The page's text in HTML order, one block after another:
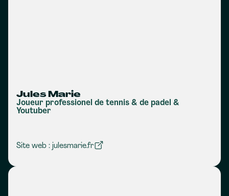
Jules Marie
Joueur professionel de tennis & de padel &
Youtuber
Site web : julesmarie.fr